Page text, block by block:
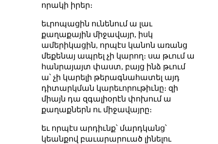
որակի իրեր։
եւրոպացին ունենում ա լաւ
քաղաքային միջավայր, իսկ
ամերիկացին, որպէս կանոն առանց
մեքենայ ապրել չի կարող։ սա թւում ա
հանրայայտ փաստ, բայց ինձ թւում
ա՝ չի կարելի թերագնահատել այդ
դիտարկման կարեւորութիւնը։ զի
միայն դա զգալիօրէն փոխում ա
քաղաքներն ու միջավայրը։
եւ որպէս արդիւնք՝ մարդկանց՝
կեանքով բաւարարուած լինելու